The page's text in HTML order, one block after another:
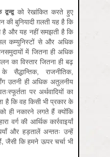
द्वन्द्वको रेखांकित करते हुए
की बुनियादी ग़लती यह है कि
है और यह नहीं समझती है कि
कम्युनिस्टों से और अधिक
में जितना ही अधिक
का विस्तार जितना ही बढ़
सैद्धान्तिक, राजनीतिक,
उतनी ही अधिक अतुलनीय
पर अर्थवादियों का
कि वह किसी भी प्रकार के
ही नकारने लगते हैं क्योंकि
वर्ग की आर्थिक कार्रवाइयाँ
और हड़तालें अन्ततः उन्हें
जैसी कि हमने ऊपर चर्चा भी